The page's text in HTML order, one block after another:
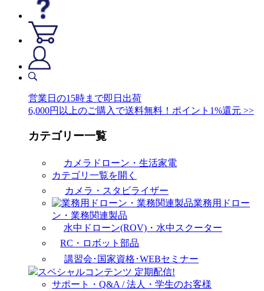
営業日の15時まで即日出荷
6,000円以上のご購入で送料無料！ポイント1%還元 >>
カテゴリー一覧
カメラドローン・生活家電
カテゴリ一覧を開く
カメラ・スタビライザー
業務用ドロー
ン・業務関連製品
水中ドローン(ROV)・水中スクーター
RC・ロボット部品
講習会･国家資格･WEBセミナー
スペシャルコンテンツ 定期配信!
サポート・Q&A / 法人・学生のお客様